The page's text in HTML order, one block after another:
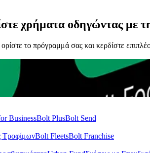
χρήματα οδηγώντας με
το πρόγραμμά σας και κερδίστε
κερδίζετε!
BusinessBolt PlusBolt Send
ΤροφίμωνBolt FleetsBolt Franchise